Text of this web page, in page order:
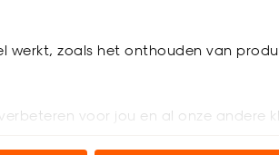
werkt, zoals het onthouden van
voor jou en al onze andere